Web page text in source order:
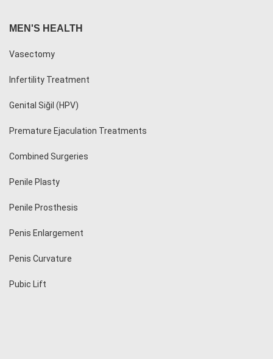
MEN'S HEALTH
Vasectomy
Infertility Treatment
Genital Siğil (HPV)
Premature Ejaculation Treatments
Combined Surgeries
Penile Plasty
Penile Prosthesis
Penis Enlargement
Penis Curvature
Pubic Lift